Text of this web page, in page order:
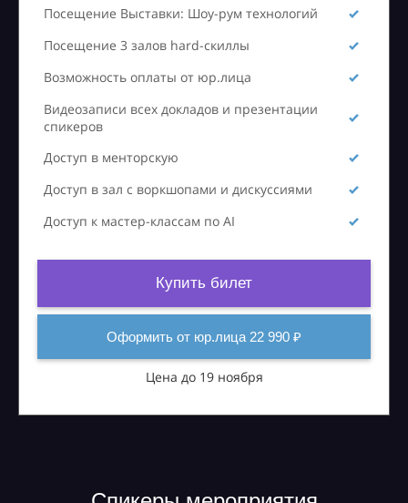
Посещение Выставки: Шоу-рум технологий
Посещение 3 залов hard-скиллы
Возможность оплаты от юр.лица
Видеозаписи всех докладов и презентации
спикеров
Доступ в менторскую
Доступ в зал с воркшопами и дискуссиями
Доступ к мастер-классам по AI
Купить билет
Оформить от юр.лица 22 990 ₽
Цена до 19 ноября